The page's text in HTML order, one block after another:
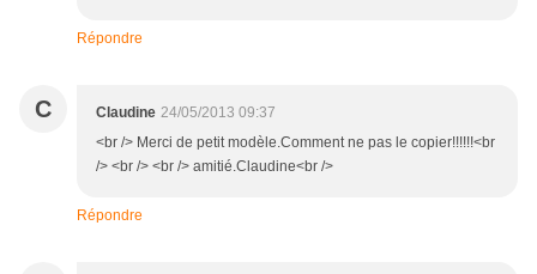
Répondre
C Claudine 24/05/2013 09:37
<br /> Merci de petit modèle.Comment ne pas le copier!!!!!!<br
/> <br /> <br /> amitié.Claudine<br />
Répondre